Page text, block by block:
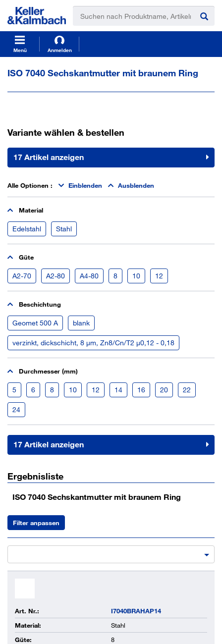
t
t
Menü Anmelden
ISO 7040 Sechskantmutter mit braunem Ring
Variante wählen & bestellen
17 Artikel anzeigen
Alle Optionen : Einblenden Ausblenden
Material
Edelstahl Stahl
Güte
A2-70 A2-80 A4-80 8 10 12
Beschichtung
Geomet 500 A blank
verzinkt, dickschicht, 8 µm, Zn8/Cn/T2 µ0,12 - 0,18
Durchmesser (mm)
5 6 8 10 12 14 16 20 22
24
17 Artikel anzeigen
Ergebnisliste
ISO 7040 Sechskantmutter mit braunem Ring
Filter anpassen
Art. Nr.:
I7040BRAHAP14
Material:
Stahl
Güte:
8